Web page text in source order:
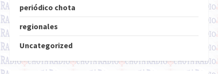
periódico chota
regionales
Uncategorized